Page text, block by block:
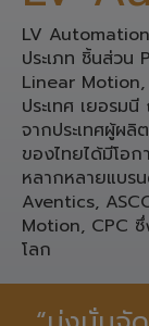
LV
LV
ประเภท ชิ้นส่วน
Linear Motion,
ประเทศ เยอรม
จากประเทศผู้ผลิ
ของไทยได้มีโอ
หลากหลายแบร
Aventics,
Motion, CPC
โลก